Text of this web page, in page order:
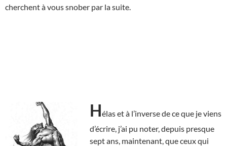
cherchent à vous snober par la suite.
Hélas et à l’inverse de ce que je viens
d’écrire, j’ai pu noter, depuis presque
sept ans, maintenant, que ceux qui